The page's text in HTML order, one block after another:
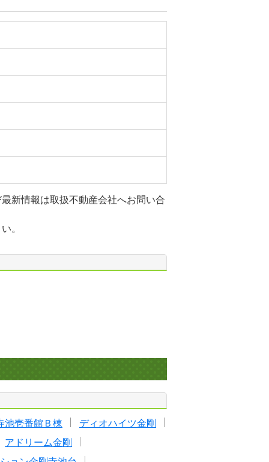
新情報は取扱不動産会社へお問い合
。
池壱番館Ｂ棟
ディオハイツ金剛
アドリーム金剛